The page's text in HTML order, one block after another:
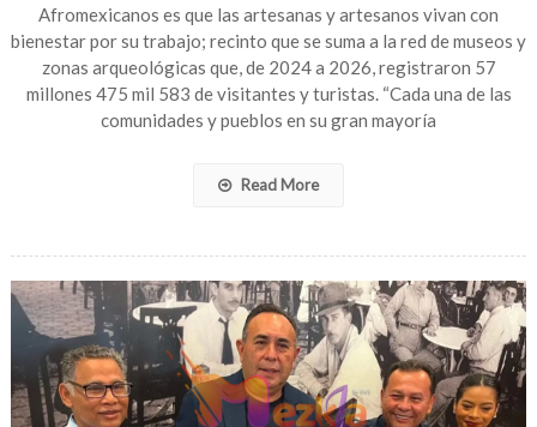
para
fortalecer
el
bienestar
de
artesanos
Afromexicanos es que las artesanas y artesanos vivan con
bienestar por su trabajo; recinto que se suma a la red de museos y
zonas arqueológicas que, de 2024 a 2026, registraron 57
millones 475 mil 583 de visitantes y turistas. “Cada una de las
comunidades y pueblos en su gran mayoría
Read More